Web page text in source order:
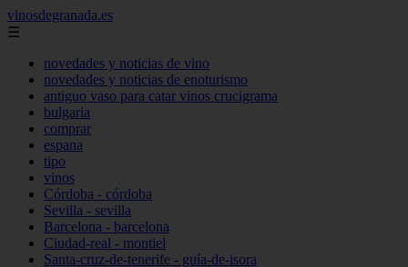
vinosdegranada.es
☰
novedades y noticias de vino
novedades y noticias de enoturismo
antiguo vaso para catar vinos crucigrama
bulgaria
comprar
espana
tipo
vinos
Córdoba - córdoba
Sevilla - sevilla
Barcelona - barcelona
Ciudad-real - montiel
Santa-cruz-de-tenerife - guía-de-isora